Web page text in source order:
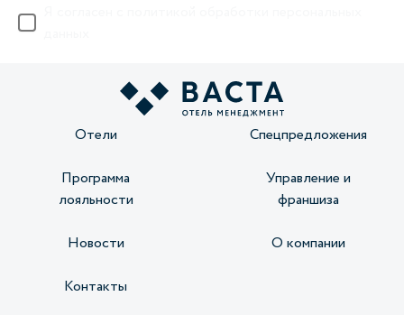
Отели Спецпредложения
Программа
лояльности
Управление и
франшиза
Новости О компании
Контакты